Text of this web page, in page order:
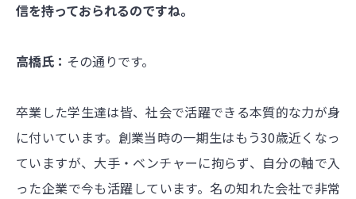
信を持っておられるのですね。
高橋氏： その通りです。
卒業した学生達は皆、社会で活躍できる本質的な力が身
に付いています。創業当時の一期生はもう30歳近くなっ
ていますが、大手・ベンチャーに拘らず、自分の軸で入
った企業で今も活躍しています。名の知れた会社で非常